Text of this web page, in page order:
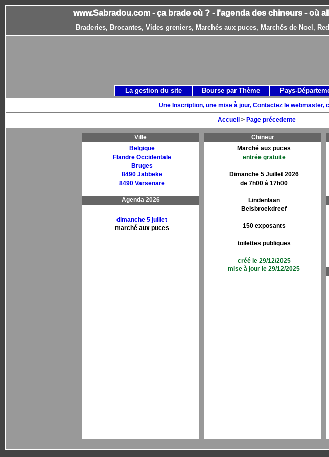
www.Sabradou.com - ça brade où ? - l'agenda des chineurs - où
Braderies, Brocantes, Vides greniers, Marchés aux puces, Marchés de Noel,
Une Inscription, une mise à jour, Contactez le webmaster,
Accueil > Page précedente
Ville
Belgique
Flandre Occidentale
Bruges
8490 Jabbeke
8490 Varsenare
Agenda 2026
dimanche 5 juillet
marché aux puces
Chineur
Marché aux puces
entrée gratuite
Dimanche 5 Juillet 2026
de 7h00 à 17h00
Lindenlaan
Beisbroekdreef
150 exposants
toilettes publiques
créé le 29/12/2025
mise à jour le 29/12/2025
La gestion du site Bourse par Thème Pays-